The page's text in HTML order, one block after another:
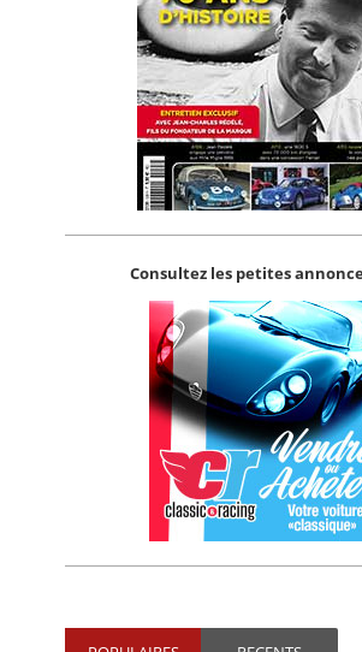
Consultez les petites